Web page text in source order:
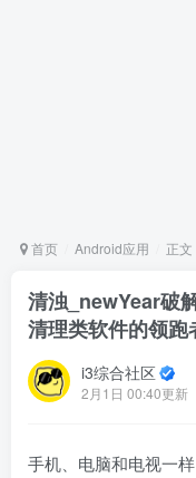
首页 Android应用 正文
清浊_newYear破
清理类软件的领跑
i3综合社区
2月1日 00:40更新
手机、电脑和电视一